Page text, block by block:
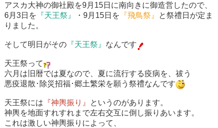
アスカ大神の御社殿を9月15日 に南向きに御造営したので、
6月3日を 『天王祭』 ・9月15日を 『飛鳥祭』
と祭禮日が定ま
りました。
そして明日がその『天王祭』 なんです
天王祭って
六月は旧暦では夏なので、夏に流行する疫病を、祓う
悪疫退散･除災招福･郷土繁栄を願う祭禮なんです
天王祭には 『神輿振り』
というのがあります。
神輿を地面すれすれまで左右交互に倒し振りあいます。
これは激しい神輿振りによって、